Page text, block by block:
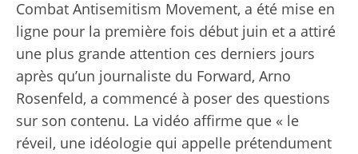
Combat Antisemitism Movement, a été mise en
ligne pour la première fois début juin et a attiré
une plus grande attention ces derniers jours
après qu’un journaliste du Forward, Arno
Rosenfeld, a commencé à poser des questions
sur son contenu. La vidéo affirme que « le
réveil, une idéologie qui appelle prétendument